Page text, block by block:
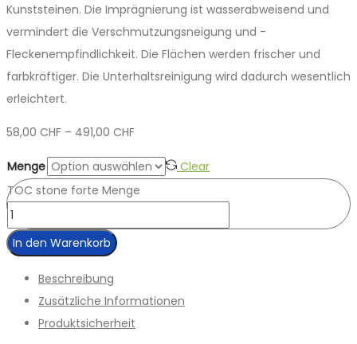
Kunststeinen. Die Imprägnierung ist wasserabweisend und
vermindert die Verschmutzungsneigung und ­
Fleckenempfindlichkeit. Die Flächen werden frischer und
farbkräftiger. Die Unterhaltsreinigung wird dadurch wesentlich
erleichtert.
58,00 CHF – 491,00 CHF
Menge
Clear
TOC stone forte Menge
In den Warenkorb
Beschreibung
Zusätzliche Informationen
Produktsicherheit